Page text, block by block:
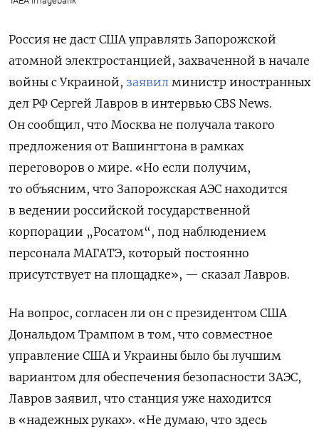
Россия не даст США управлять Запорожской
атомной электростанцией, захваченной в начале
войны с Украиной, заявил министр иностранных
дел РФ Сергей Лавров в интервью CBS News.
Он сообщил, что Москва не получала такого
предложения от Вашингтона в рамках
переговоров о мире. «Но если получим,
то объясним, что Запорожская АЭС находится
в ведении российской государственной
корпорации „Росатом“, под наблюдением
персонала МАГАТЭ, который постоянно
присутствует на площадке», — сказал Лавров.
На вопрос, согласен ли он с президентом США
Дональдом Трампом в том, что совместное
управление США и Украины было бы лучшим
вариантом для обеспечения безопасности ЗАЭС,
Лавров заявил, что станция уже находится
в «надежных руках». «Не думаю, что здесь